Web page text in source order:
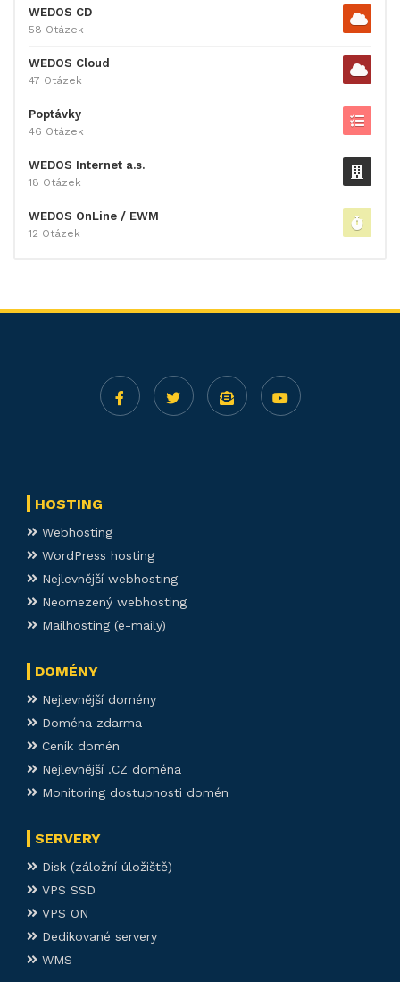
WEDOS CD
58 Otázek
WEDOS Cloud
47 Otázek
Poptávky
46 Otázek
WEDOS Internet a.s.
18 Otázek
WEDOS OnLine / EWM
12 Otázek
HOSTING
Webhosting
WordPress hosting
Nejlevnější webhosting
Neomezený webhosting
Mailhosting (e-maily)
DOMÉNY
Nejlevnější domény
Doména zdarma
Ceník domén
Nejlevnější .CZ doména
Monitoring dostupnosti domén
SERVERY
Disk (záložní úložiště)
VPS SSD
VPS ON
Dedikované servery
WMS